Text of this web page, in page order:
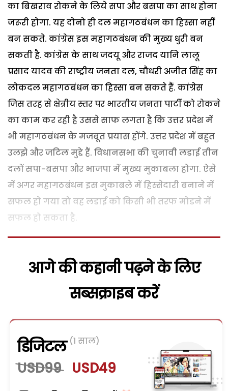
का बिखराव रोकने के लिये सपा और बसपा का साथ होना
जरूरी होगा. यह दोनो ही दल महागठबंधन का हिस्सा नहीं
बन सकते. कांग्रेस इस महागठबंधन की मुख्य धुरी बन
सकती है. कांग्रेस के साथ जदयू और राजद यानि लालू
प्रसाद यादव की राष्ट्रीय जनता दल, चौधरी अजीत सिंह का
लोकदल महागठबंधन का हिस्सा बन सकते हैं. कांग्रेस
जिस तरह से क्षेत्रीय स्तर पर भारतीय जनता पार्टी को रोकने
का काम कर रही है उससे साफ लगता है कि उत्तर प्रदेश में
भी महागठबंधन के मजबूत प्रयास होंगे. उत्तर प्रदेश में बहुत
उलझे और जटिल मुद्दे हैं. विधानसभा की चुनावी लडाई तीन
दलों सपा-बसपा और भाजपा में मुख्य मुकाबला होगा. ऐसे
में अगर महागठबंधन इस मुकाबले में हिस्सेदारी बनाने में
सफल हो गया तो वह लडाई को किसी भी तरफ मोडने में
सफल हो सकता है.
आगे की कहानी पढ़ने के लिए
सब्सक्राइब करें
डिजिटल (1 साल)
USD99 USD49